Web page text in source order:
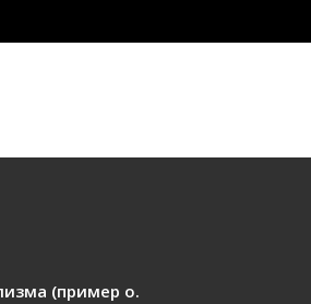
(пример о.